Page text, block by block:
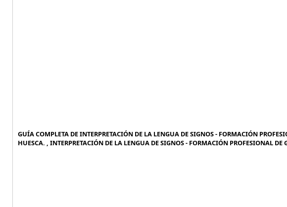
GUÍA COMPLETA DE INTERPRETACIÓN DE LA LENGUA DE SIGNOS - FORMACIÓN
HUESCA. , INTERPRETACIÓN DE LA LENGUA DE SIGNOS - FORMACIÓN PROFESIONAL DE